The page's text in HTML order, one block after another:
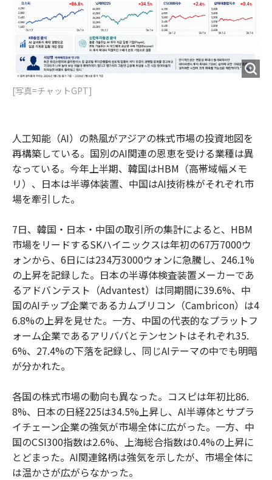
[写真=チャットGPT]
人工知能（AI）の熱風がアジアの株式市場の投資地図を
再構築している。国別のAI関連の恩恵を受ける業種は異
なっている。今年上半期、韓国はHBM（高帯域幅メモ
リ）、日本は半導体装置、中国はAI技術株がそれぞれ市
場を牽引した。
7日、韓国・日本・中国の取引所の集計によると、HBM
市場をリードするSKハイニックスは年初の67万7000ウ
ォンから、6日には234万3000ウォンに急騰し、246.1%
の上昇を記録した。日本の半導体検査装置メーカーであ
るアドバンテスト（Advantest）は同期間に39.6%、中
国のAIチップ企業であるカムブリコン（Cambricon）は4
6.8%の上昇を見せた。一方、中国の代表的なプラットフ
ォーム企業であるアリババとテンセントはそれぞれ35.
6%、27.4%の下落を記録し、同じAIテーマの中でも明暗
が分かれた。
各国の株式市場の動向も異なった。コスピは年初比86.
8%、日本の日経225は34.5%上昇し、AI半導体とサプラ
イチェーン企業の強気が市場全体に広がった。一方、中
国のCSI300指数は2.6%、上海総合指数は0.4%の上昇に
とどまった。AI関連銘柄は強気を示したが、市場全体に
は温かさが広がらなかった。